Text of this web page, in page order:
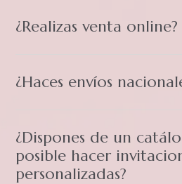
¿Realizas venta online?
¿Haces envíos
¿Dispones de un
posible hacer
personalizadas?